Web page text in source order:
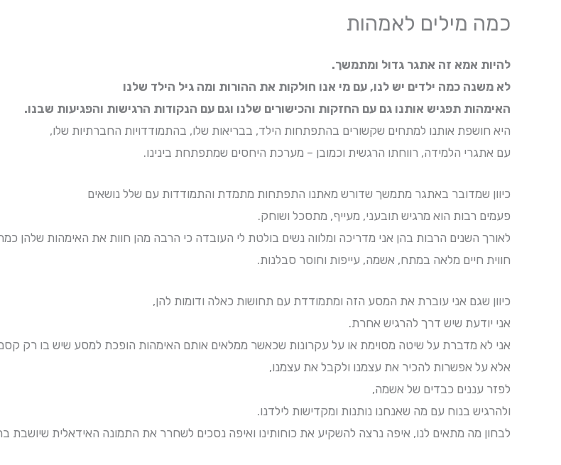
כמה מילים לאמהות
להיות אמא זה אתגר גדול ומתמשך.
לא משנה כמה ילדים יש לנו, עם מי אנו חולקות את ההורות ומה גיל הילד שלנו
האימהות תפגיש אותנו גם עם החזקות והכישורים שלנו וגם עם הנקודות הרגישות והפגיעות שבנו.
היא חושפת אותנו למתחים שקשורים בהתפתחות הילד, בבריאות שלו, בהתמודדויות החברתיות שלו,
עם אתגרי הלמידה, רווחתו הרגשית וכמובן – מערכת היחסים שמתפתחת בינינו.
כיוון שמדובר באתגר מתמשך שדורש מאתנו התפתחות מתמדת והתמודדות עם שלל נושאים
פעמים רבות הוא מרגיש תובעני, מעייף, מתסכל ושוחק.
לאורך השנים הרבות בהן אני מדריכה ומלווה נשים בולטת לי העובדה כי הרבה מהן חוות את האימהות שלהן
חווית חיים מלאה במתח, אשמה, עייפות וחוסר סבלנות.
כיוון שגם אני עוברת את המסע הזה ומתמודדת עם תחושות כאלה ודומות להן,
אני יודעת שיש דרך להרגיש אחרת.
אני לא מדברת על שיטה מסוימת או על עקרונות שכאשר ממלאים אותם האימהות הופכת למסע שיש בו רק
אלא על אפשרות להכיר את עצמנו ולקבל את עצמנו,
לפזר עננים כבדים של אשמה,
ולהרגיש בנוח עם מה שאנחנו נותנות ומקדישות לילדנו.
לבחון מה מתאים לנו, איפה נרצה להשקיע את כוחותינו ואיפה נסכים לשחרר את התמונה האידאלית שיושבת